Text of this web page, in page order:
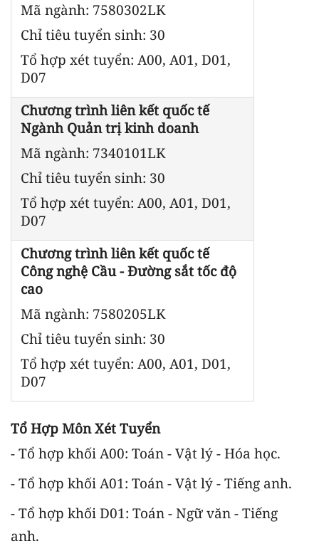
Mã ngành: 7580302LK
Chỉ tiêu tuyển sinh: 30
Tổ hợp xét tuyển: A00, A01, D01,
D07
Chương trình liên kết quốc tế
Ngành Quản trị kinh doanh
Mã ngành: 7340101LK
Chỉ tiêu tuyển sinh: 30
Tổ hợp xét tuyển: A00, A01, D01,
D07
Chương trình liên kết quốc tế
Công nghệ Cầu - Đường sắt tốc độ
cao
Mã ngành: 7580205LK
Chỉ tiêu tuyển sinh: 30
Tổ hợp xét tuyển: A00, A01, D01,
D07
Tổ Hợp Môn Xét Tuyển
- Tổ hợp khối A00: Toán - Vật lý - Hóa học.
- Tổ hợp khối A01: Toán - Vật lý - Tiếng anh.
- Tổ hợp khối D01: Toán - Ngữ văn - Tiếng
anh.